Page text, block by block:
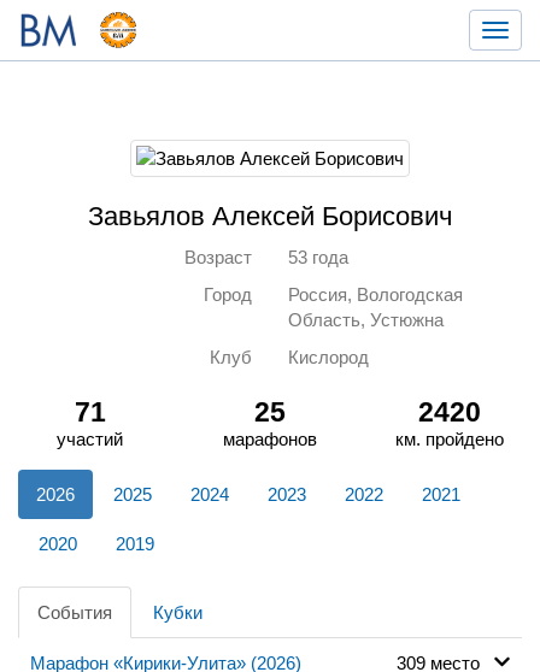
Завьялов Алексей Борисович
Возраст
53 года
Город
Россия, Вологодская
Область, Устюжна
Клуб
Кислород
71
участий
25
марафонов
2420
км. пройдено
2026 2025 2024 2023 2022 2021
2020 2019
События Кубки
Марафон «Кирики-Улита» (2026) 309 место